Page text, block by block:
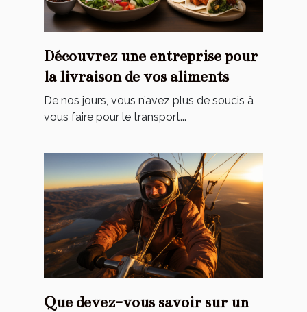
Découvrez‌ ‌une‌ ‌entreprise‌ ‌pour‌
‌la‌ ‌livraison‌ ‌de‌ ‌vos‌ ‌aliments‌ ‌
De‌ ‌nos‌ ‌jours,‌ ‌vous‌ ‌n’avez‌ ‌plus‌ ‌de‌ ‌soucis‌ ‌à‌
‌vous‌ ‌faire‌ ‌pour‌ ‌le‌ ‌transport‌...
Que devez-vous savoir sur un